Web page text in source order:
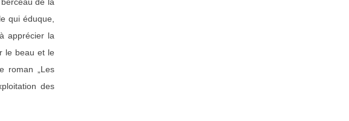
de la
qui éduque,
apprécier la
le beau et le
roman „Les
des